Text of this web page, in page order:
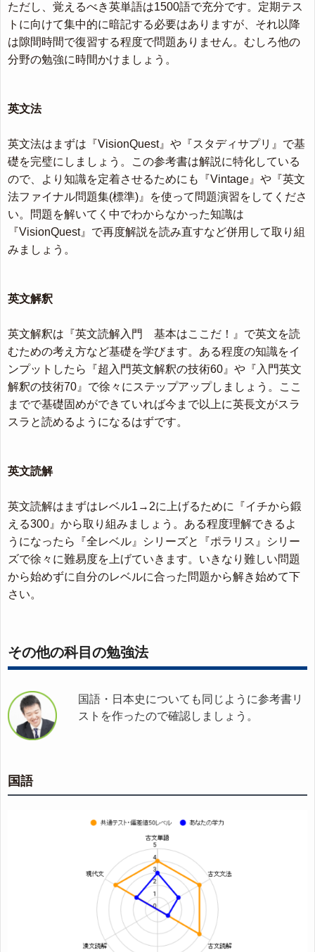
ただし、覚えるべき英単語は1500語で充分です。定期テス
トに向けて集中的に暗記する必要はありますが、それ以降
は隙間時間で復習する程度で問題ありません。むしろ他の
分野の勉強に時間かけましょう。
英文法
英文法はまずは『VisionQuest』や『スタディサプリ』で基
礎を完璧にしましょう。この参考書は解説に特化している
ので、より知識を定着させるためにも『Vintage』や『英文
法ファイナル問題集(標準)』を使って問題演習をしてくださ
い。問題を解いてく中でわからなかった知識は
『VisionQuest』で再度解説を読み直すなど併用して取り組
みましょう。
英文解釈
英文解釈は『英文読解入門 基本はここだ！』で英文を読
むための考え方など基礎を学びます。ある程度の知識をイ
ンプットしたら『超入門英文解釈の技術60』や『入門英文
解釈の技術70』で徐々にステップアップしましょう。ここ
までで基礎固めができていれば今まで以上に英長文がスラ
スラと読めるようになるはずです。
英文読解
英文読解はまずはレベル1→2に上げるために『イチから鍛
える300』から取り組みましょう。ある程度理解できるよ
うになったら『全レベル』シリーズと『ポラリス』シリー
ズで徐々に難易度を上げていきます。いきなり難しい問題
から始めずに自分のレベルに合った問題から解き始めて下
さい。
その他の科目の勉強法
国語・日本史についても同じように参考書リ
ストを作ったので確認しましょう。
国語